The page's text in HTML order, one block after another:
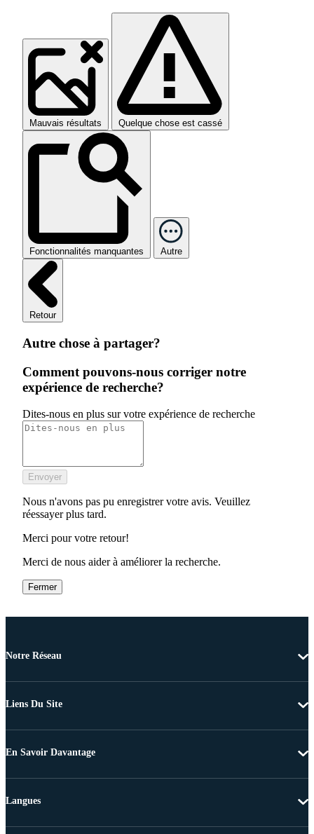
Mauvais résultats Quelque chose est cassé
Fonctionnalités manquantes Autre
Retour
Autre chose à partager?
Comment pouvons-nous corriger notre
expérience de recherche?
Dites-nous en plus sur votre expérience de recherche
Envoyer
Nous n'avons pas pu enregistrer votre avis. Veuillez
réessayer plus tard.
Merci pour votre retour!
Merci de nous aider à améliorer la recherche.
Fermer
Notre Réseau
Liens Du Site
En Savoir Davantage
Langues